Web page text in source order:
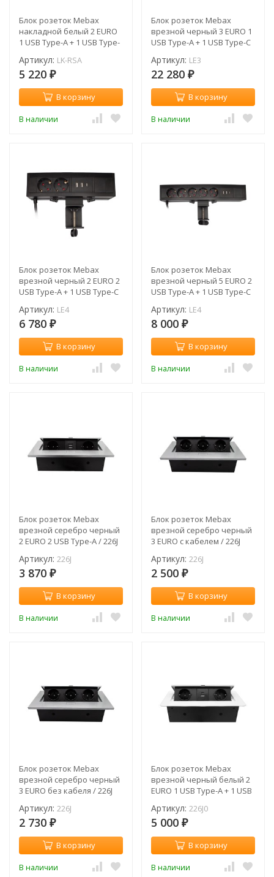
Блок розеток Mebax
накладной белый 2 EURO
1 USB Type-A + 1 USB Type-
Артикул: LK-RSA
5 220 ₽
В корзину
В наличии
Блок розеток Mebax
врезной черный 3 EURO 1
USB Type-A + 1 USB Type-С
Артикул: LE3
22 280 ₽
В корзину
В наличии
Блок розеток Mebax
врезной черный 2 EURO 2
USB Type-A + 1 USB Type-С
Артикул: LE4
6 780 ₽
В корзину
В наличии
Блок розеток Mebax
врезной черный 5 EURO 2
USB Type-A + 1 USB Type-С
Артикул: LE4
8 000 ₽
В корзину
В наличии
Блок розеток Mebax
врезной серебро черный
2 EURO 2 USB Type-A / 226J
Артикул: 226J
3 870 ₽
В корзину
В наличии
Блок розеток Mebax
врезной серебро черный
3 EURO с кабелем / 226J
Артикул: 226J
2 500 ₽
В корзину
В наличии
Блок розеток Mebax
врезной серебро черный
3 EURO без кабеля / 226J
Артикул: 226J
2 730 ₽
В корзину
В наличии
Блок розеток Mebax
врезной черный белый 2
EURO 1 USB Type-A + 1 USB
Артикул: 226J0
5 000 ₽
В корзину
В наличии